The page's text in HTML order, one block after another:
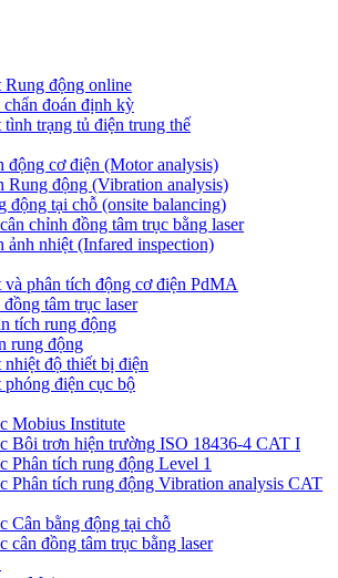
Rung động online
đoán định kỳ
tình trạng tủ điện trung thế
động cơ điện (Motor analysis)
Rung động (Vibration analysis)
động tại chỗ (onsite balancing)
chỉnh đồng tâm trục bằng laser
ảnh nhiệt (Infared inspection)
và phân tích động cơ điện PdMA
tâm trục laser
tích rung động
rung động
nhiệt độ thiết bị điện
phóng điện cục bộ
Mobius Institute
Bôi trơn hiện trường ISO 18436-4 CAT I
Phân tích rung động Level 1
Phân tích rung động Vibration analysis CAT
Cân bằng động tại chỗ
cân đồng tâm trục bằng laser